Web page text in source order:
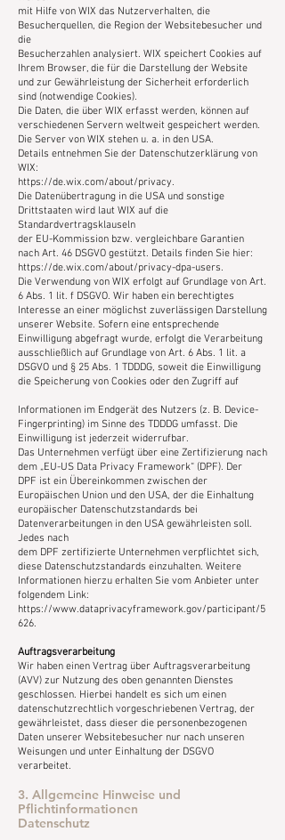
mit Hilfe von WIX das Nutzerverhalten, die
Besucherquellen, die Region der Websitebesucher und
die
Besucherzahlen analysiert. WIX speichert Cookies auf
Ihrem Browser, die für die Darstellung der Website
und zur Gewährleistung der Sicherheit erforderlich
sind (notwendige Cookies).
Die Daten, die über WIX erfasst werden, können auf
verschiedenen Servern weltweit gespeichert werden.
Die Server von WIX stehen u. a. in den USA.
Details entnehmen Sie der Datenschutzerklärung von
WIX:
https://de.wix.com/about/privacy.
Die Datenübertragung in die USA und sonstige
Drittstaaten wird laut WIX auf die
Standardvertragsklauseln
der EU-Kommission bzw. vergleichbare Garantien
nach Art. 46 DSGVO gestützt. Details finden Sie hier:
https://de.wix.com/about/privacy-dpa-users.
Die Verwendung von WIX erfolgt auf Grundlage von Art.
6 Abs. 1 lit. f DSGVO. Wir haben ein berechtigtes
Interesse an einer möglichst zuverlässigen Darstellung
unserer Website. Sofern eine entsprechende
Einwilligung abgefragt wurde, erfolgt die Verarbeitung
ausschließlich auf Grundlage von Art. 6 Abs. 1 lit. a
DSGVO und § 25 Abs. 1 TDDDG, soweit die Einwilligung
die Speicherung von Cookies oder den Zugriff auf
Informationen im Endgerät des Nutzers (z. B. Device-
Fingerprinting) im Sinne des TDDDG umfasst. Die
Einwilligung ist jederzeit widerrufbar.
Das Unternehmen verfügt über eine Zertifizierung nach
dem „EU-US Data Privacy Framework“ (DPF). Der
DPF ist ein Übereinkommen zwischen der
Europäischen Union und den USA, der die Einhaltung
europäischer Datenschutzstandards bei
Datenverarbeitungen in den USA gewährleisten soll.
Jedes nach
dem DPF zertifizierte Unternehmen verpflichtet sich,
diese Datenschutzstandards einzuhalten. Weitere
Informationen hierzu erhalten Sie vom Anbieter unter
folgendem Link:
https://www.dataprivacyframework.gov/participant/5
626.
Auftragsverarbeitung
Wir haben einen Vertrag über Auftragsverarbeitung
(AVV) zur Nutzung des oben genannten Dienstes
geschlossen. Hierbei handelt es sich um einen
datenschutzrechtlich vorgeschriebenen Vertrag, der
gewährleistet, dass dieser die personenbezogenen
Daten unserer Websitebesucher nur nach unseren
Weisungen und unter Einhaltung der DSGVO
verarbeitet.
3. Allgemeine Hinweise und
Pflichtinformationen
Datenschutz